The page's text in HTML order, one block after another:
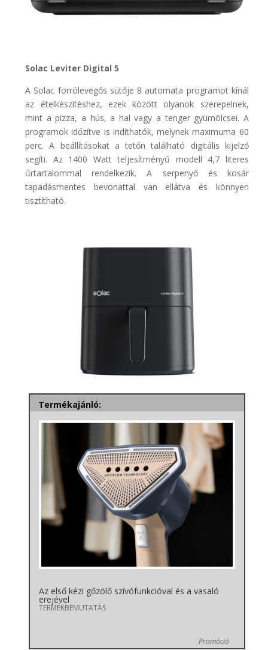
Solac Leviter Digital 5
A Solac forrólevegős sütője 8 automata programot kínál
az ételkészítéshez, ezek között olyanok szerepelnek,
mint a pizza, a hús, a hal vagy a tenger gyümölcsei. A
programok időzítve is indíthatók, melynek maximuma 60
perc. A beállításokat a tetőn található digitális kijelző
segíti. Az 1400 Watt teljesítményű modell 4,7 literes
űrtartalommal rendelkezik. A serpenyő és kosár
tapadásmentes bevonattal van ellátva és könnyen
tisztítható.
Termékajánló:
Az első kézi gőzölő szívófunkcióval és a vasaló
erejével
TERMÉKBEMUTATÁS
Promóció